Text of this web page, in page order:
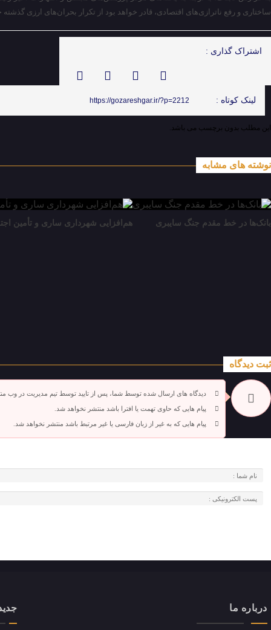
ساختاری و رفع ناترازی‌های اقتصادی، قادر خواهد بود از تکرار بحران‌های ارزی
اشتراک گذاری :
لینک کوتاه : https://gozareshgar.ir/?p=2212
این مطلب بدون برچسب می باشد.
نوشته های مشابه
بانک‌ها در خط مقدم جنگ سایبری هم‌افزایی شهرداری ساری و تأمین
ثبت دیدگاه
دیدگاه های ارسال شده توسط شما، پس از تایید توسط تیم مدیریت در وب
پیام هایی که حاوی تهمت یا افترا باشد منتشر نخواهد شد.
پیام هایی که به غیر از زبان فارسی یا غیر مرتبط باشد منتشر نخواهد شد.
درباره ما